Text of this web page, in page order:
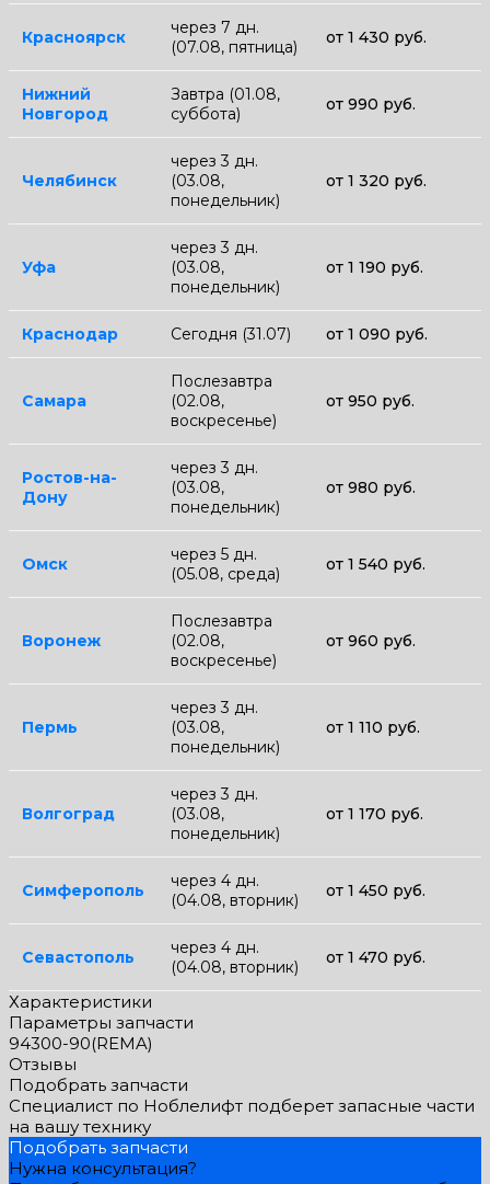
Красноярск
через 7 дн.
(07.08, пятница)
от 1 430 руб.
Нижний
Новгород
Завтра (01.08,
суббота)
от 990 руб.
Челябинск
через 3 дн.
(03.08,
понедельник)
от 1 320 руб.
Уфа
через 3 дн.
(03.08,
понедельник)
от 1 190 руб.
Краснодар Сегодня (31.07) от 1 090 руб.
Самара
Послезавтра
(02.08,
воскресенье)
от 950 руб.
Ростов-на-
Дону
через 3 дн.
(03.08,
понедельник)
от 980 руб.
Омск
через 5 дн.
(05.08, среда)
от 1 540 руб.
Воронеж
Послезавтра
(02.08,
воскресенье)
от 960 руб.
Пермь
через 3 дн.
(03.08,
понедельник)
от 1 110 руб.
Волгоград
через 3 дн.
(03.08,
понедельник)
от 1 170 руб.
Симферополь
через 4 дн.
(04.08, вторник)
от 1 450 руб.
Севастополь
через 4 дн.
(04.08, вторник)
от 1 470 руб.
Характеристики
Параметры запчасти
94300-90(REMA)
Отзывы
Подобрать запчасти
Специалист по Ноблелифт подберет запасные части
на вашу технику
Подобрать запчасти
Нужна консультация?